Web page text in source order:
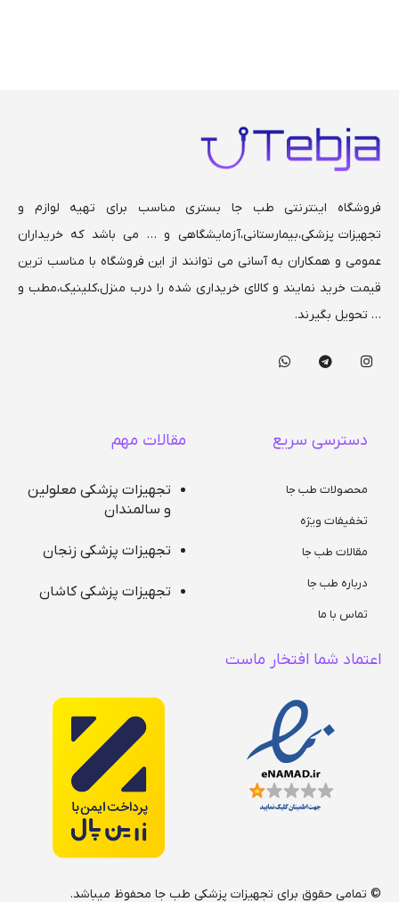
فروشگاه اینترنتی طب جا بستری مناسب برای تهیه لوازم و
تجهیزات پزشکی،بیمارستانی،آزمایشگاهی و … می باشد که خریداران
عمومی و همکاران به آسانی می توانند از این فروشگاه با مناسب ترین
قیمت خرید نمایند و کالای خریداری شده را درب منزل،کلینیک،مطب و
… تحویل بگیرند.
دسترسی سریع
محصولات طب جا
تخفیفات ویژه
مقالات طب جا
درباره طب جا
تماس با ما
مقالات مهم
تجهیزات پزشکی معلولین
و سالمندان
تجهیزات پزشکی زنجان
تجهیزات پزشکی کاشان
اعتماد شما افتخار ماست
© تمامی حقوق برای تجهیزات پزشکی طب جا محفوظ میباشد.